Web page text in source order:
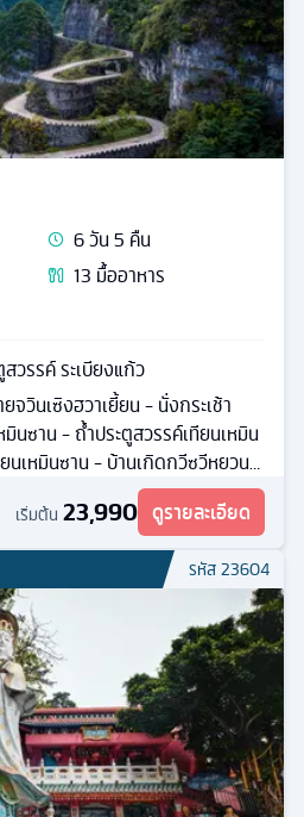
6วัน5 คืน
13 มื้ออาหาร
วรรค์ ระเบียงแก้ว
วินเซิงฮวาเยี้ยน - นั่งกระเช้า
มินซาน - ถ้ำประตูสวรรค์เทียนเหมิน
นเหมินซาน - บ้านเกิดกวีซวีหยวน -
า - ล่องเรือชมทัศนียภาพช่องเขา
เริ่มต้น 23,990 ดูรายละเอียด
รหัส23604